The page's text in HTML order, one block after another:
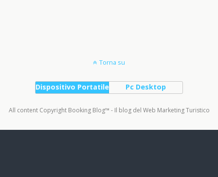
Torna su
Dispositivo Portatile Pc Desktop
All content Copyright Booking Blog™ - Il blog del Web Marketing Turistico